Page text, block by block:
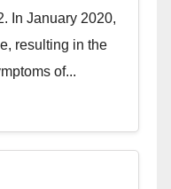
In January 2020,
resulting in the
of...